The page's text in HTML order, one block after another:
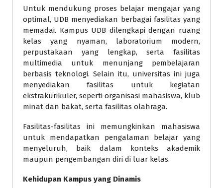
Untuk mendukung proses belajar mengajar yang
optimal, UDB menyediakan berbagai fasilitas yang
memadai. Kampus UDB dilengkapi dengan ruang
kelas yang nyaman, laboratorium modern,
perpustakaan yang lengkap, serta fasilitas
multimedia untuk menunjang pembelajaran
berbasis teknologi. Selain itu, universitas ini juga
menyediakan fasilitas untuk kegiatan
ekstrakurikuler, seperti organisasi mahasiswa, klub
minat dan bakat, serta fasilitas olahraga.
Fasilitas-fasilitas ini memungkinkan mahasiswa
untuk mendapatkan pengalaman belajar yang
menyeluruh, baik dalam konteks akademik
maupun pengembangan diri di luar kelas.
Kehidupan Kampus yang Dinamis